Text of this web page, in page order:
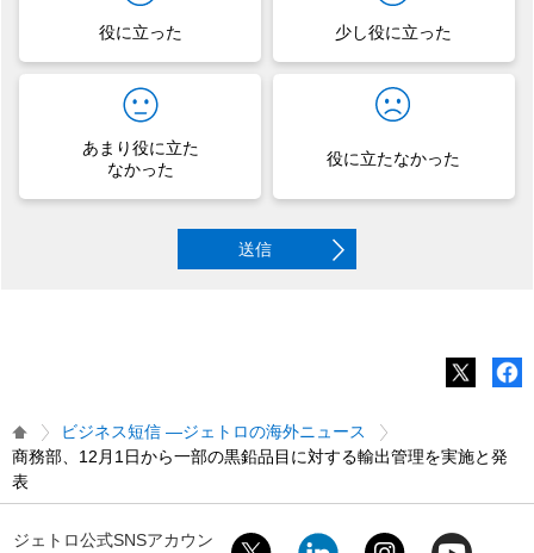
役に立った 少し役に立った
あまり役に立た
なかった
役に立たなかった
送信
ビジネス短信 ―ジェトロの海外ニュース
商務部、12月1日から一部の黒鉛品目に対する輸出管理を実施と発
表
ジェトロ公式SNSアカウン